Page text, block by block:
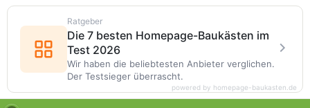
Ratgeber
Die 7 besten Homepage-Baukästen im
Test 2026
Wir haben die beliebtesten Anbieter verglichen.
Der Testsieger überrascht.
powered by homepage-baukasten.de